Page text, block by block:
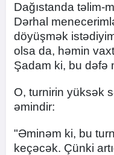
Dağıstanda təlim-
Dərhal
döyüşmək
olsa da, həmin
Şadam ki, bu dəfə
O, turnirin yüksək
əmindir:
"Əminəm ki, bu
keçəcək. Çünki